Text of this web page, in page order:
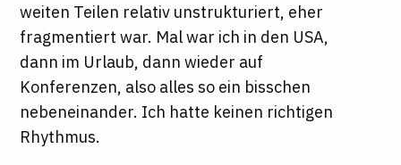
weiten Teilen relativ unstrukturiert, eher
fragmentiert war. Mal war ich in den USA,
dann im Urlaub, dann wieder auf
Konferenzen, also alles so ein bisschen
nebeneinander. Ich hatte keinen richtigen
Rhythmus.